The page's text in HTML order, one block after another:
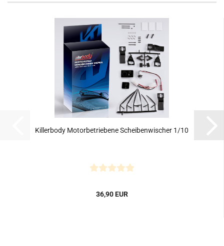
Killerbody Motorbetriebene Scheibenwischer 1/10
36,90 EUR